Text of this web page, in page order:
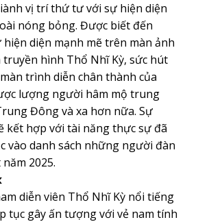
vị trí thứ tư với sự hiện diện
nóng bỏng. Được biết đến
diện mạnh mẽ trên màn ảnh
hình Thổ Nhĩ Kỳ, sức hút
trình diễn chân thành của
lượng người hâm mộ trung
Đông và xa hơn nữa. Sự
kết hợp với tài năng thực sự đã
vào danh sách những người đàn
2025.
diễn viên Thổ Nhĩ Kỳ nổi tiếng
tục gây ấn tượng với vẻ nam tính